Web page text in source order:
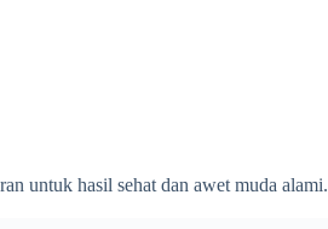
untuk hasil sehat dan awet muda alami.